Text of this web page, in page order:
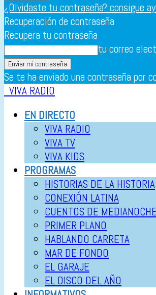
¿Olvidaste tu contraseña? consigue
Recuperación de contraseña
Recupera tu contraseña
tu correo
Se te ha enviado una contraseña por
VIVA RADIO
EN DIRECTO
VIVA RADIO
VIVA TV
VIVA KIDS
PROGRAMAS
HISTORIAS DE LA HISTORIA
CONEXIÓN LATINA
CUENTOS DE MEDIANOCHE
PRIMER PLANO
HABLANDO CARRETA
MAR DE FONDO
EL GARAJE
EL DISCO DEL AÑO